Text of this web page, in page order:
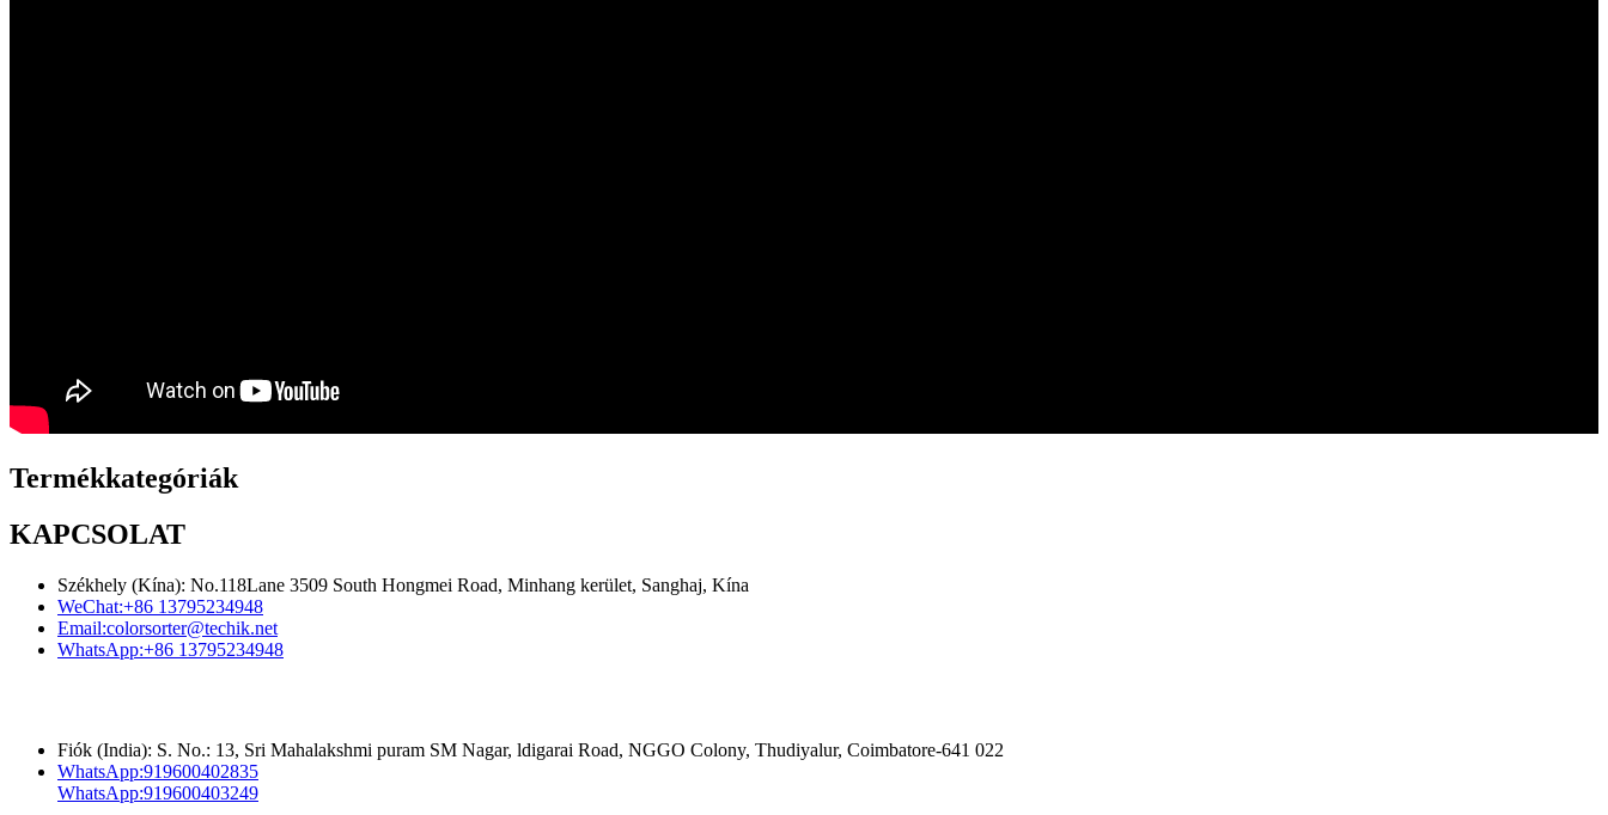
Termékkategóriák
KAPCSOLAT
Székhely (Kína): No.118Lane 3509 South Hongmei Road, Minhang kerület, Sanghaj, Kína
WeChat:+86 13795234948
Email:colorsorter@techik.net
WhatsApp:+86 13795234948
Fiók (India): S. No.: 13, Sri Mahalakshmi puram SM Nagar, ldigarai Road, NGGO Colony, Thudiyalur, Coimbatore-641 022
WhatsApp:919600402835
WhatsApp:919600403249